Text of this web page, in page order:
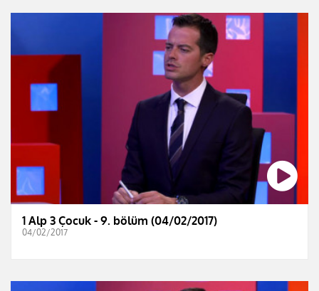
1 Alp 3 Çocuk - 9. bölüm (04/02/2017)
04/02/2017